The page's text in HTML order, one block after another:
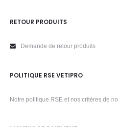
RETOUR PRODUITS
Demande de retour produits
POLITIQUE RSE VETIPRO
Notre politique RSE et nos critères de